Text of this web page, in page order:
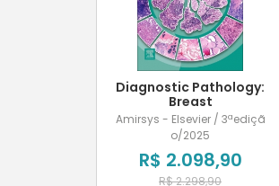
Diagnostic Pathology:
Breast
Amirsys - Elsevier / 3ªediçã
o/2025
R$ 2.098,90
R$ 2.298,90